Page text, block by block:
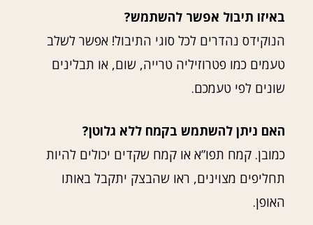
באיזו תיבול אפשר להשתמש?
הנוקידס נהדרים לכל סוגי התיבול! אפשר לשלב
טעמים כמו פטרוזיליה טרייה, שום, או תבלינים
שונים לפי טעמכם.
האם ניתן להשתמש בקמח ללא גלוטן?
כמובן. קמח תפו”א או קמח שקדים יכולים להיות
תחליפים מצוינים, ראו שהבצק יתקבל באותו
האופן.